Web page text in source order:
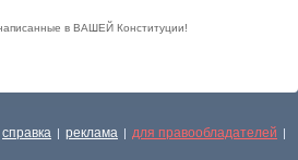
в ВАШЕЙ Конституции!
справка | реклама | для правообладателей |